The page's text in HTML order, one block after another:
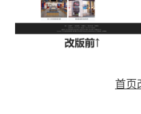
首页